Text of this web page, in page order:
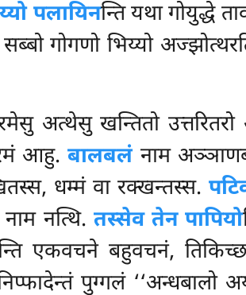
पलायिनन्ति यथा गोयुद्धे
गोगणो भिय्यो
अत्थेसु खन्तितो
आहु.बालबलंनाम
धम्मं वा रक्खन्तस्स.
नाम नत्थि. तस्सेव तेन पापियो
एकवचने बहुवचनं,
पुग्गलं ‘‘अन्धबालो